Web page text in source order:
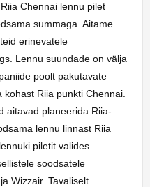
Chennai lennu pilet
summaga. Aitame
erinevatele
Lennu suundade on välja
poolt pakutavate
Riia punkti Chennai.
aitavad planeerida Riia-
lennu linnast Riia
piletit valides
soodsatele
Wizzair. Tavaliselt